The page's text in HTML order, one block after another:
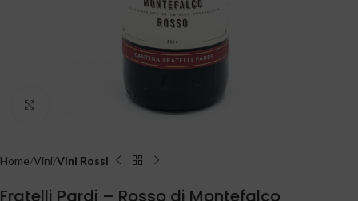
Clicca per ingrandire
Home Vini Vini Rossi
Fratelli Pardi – Rosso di Montefalco